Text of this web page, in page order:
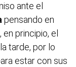
ante el
pensando en
principio, el
tarde, por lo
estar con sus